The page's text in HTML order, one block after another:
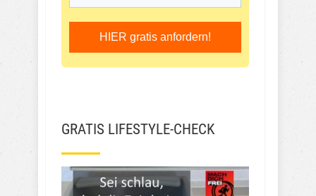
HIER gratis anfordern!
GRATIS LIFESTYLE-CHECK